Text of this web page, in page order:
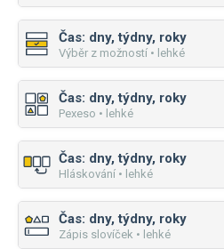
Čas: dny, týdny, roky
Výběr z možností • lehké
Čas: dny, týdny, roky
Pexeso • lehké
Čas: dny, týdny, roky
Hláskování • lehké
Čas: dny, týdny, roky
Zápis slovíček • lehké